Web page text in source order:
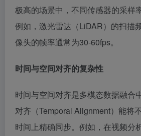
极高的场景中，不同传感器的采样
例如，激光雷达（LiDAR）的扫描
像头的帧率通常为30-60fps。
时间与空间对齐的复杂性
时间与空间对齐是多模态数据融合
对齐（Temporal Alignment）能将
时间上精确同步。例如，在视频分